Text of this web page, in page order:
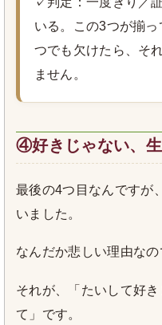
いる。この3つが揃
つでも欠けたら、そ
ません。
④好きじゃない、
最後の4つ目なんですが
いました。
なんだか悲しい理由な
それが、「たいして好
て」です。